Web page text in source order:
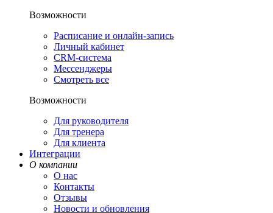
Возможности
Расписание и онлайн-запись
Личный кабинет
CRM-система
Мессенджеры
Смотреть все
Возможности
Для руководителя
Для тренера
Для клиента
Интеграции
О компании
О нас
Контакты
Отзывы
Новости и обновления